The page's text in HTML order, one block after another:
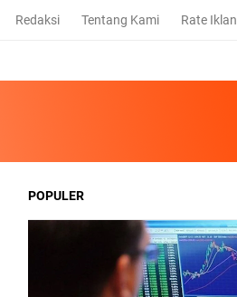
Redaksi Tentang Kami Rate Iklan
POPULER